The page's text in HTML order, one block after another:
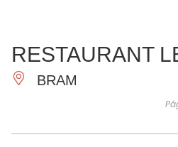
IMPRESCINDIBLES
HACER
RESTAURANT
BRAM